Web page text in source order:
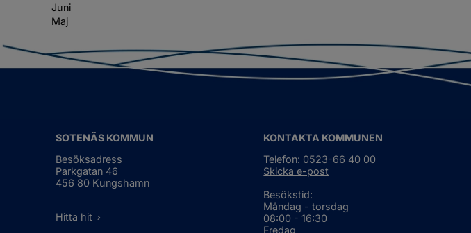
Juni
Maj
SOTENÄS KOMMUN
Besöksadress
Parkgatan 46
456 80 Kungshamn
Hitta hit
KONTAKTA KOMMUNEN
Telefon: 0523-66 40 00
Skicka e-post
Besökstid:
Måndag - torsdag
08:00 - 16:30
Fredag